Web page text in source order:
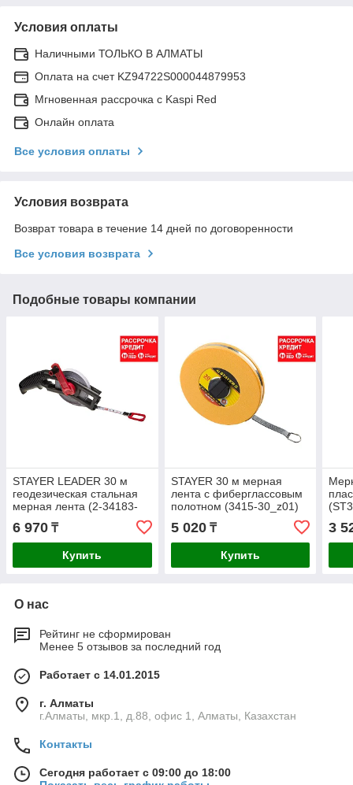
Условия оплаты
Наличными ТОЛЬКО В АЛМАТЫ
Оплата на счет KZ94722S000044879953
Мгновенная рассрочка с Kaspi Red
Онлайн оплата
Все условия оплаты
Условия возврата
Возврат товара в течение 14 дней по договоренности
Все условия возврата
Подобные товары компании
STAYER LEADER 30 м
геодезическая стальная
мерная лента (2-34183-
6 970 ₸
Купить
STAYER 30 м мерная
лента с фиберглассовым
полотном (3415-30_z01)
5 020₸
Купить
3
О нас
Рейтинг не сформирован
Менее 5 отзывов за последний год
Работает с 14.01.2015
г. Алматы
г.Алматы, мкр.1, д.88, офис 1, Алматы, Казахстан
Контакты
Сегодня работает с 09:00 до 18:00